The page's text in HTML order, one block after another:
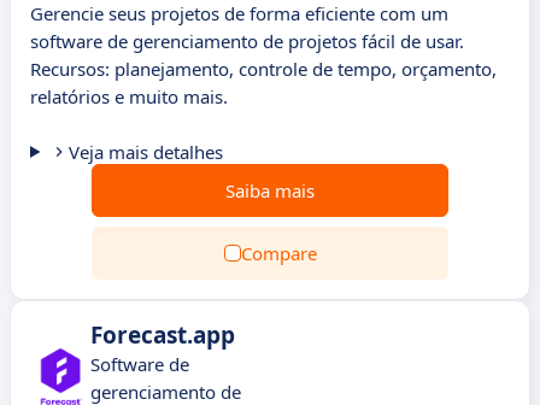
Gerencie seus projetos de forma eficiente com um
software de gerenciamento de projetos fácil de usar.
Recursos: planejamento, controle de tempo, orçamento,
relatórios e muito mais.
Veja mais detalhes
Saiba mais
Compare
Forecast.app
Software de
gerenciamento de